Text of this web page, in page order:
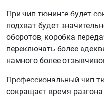
При чип тюнинге будет
подхват будет
оборотов, коробка
переключать более
намного более
Профессиональный чип
сокращает время